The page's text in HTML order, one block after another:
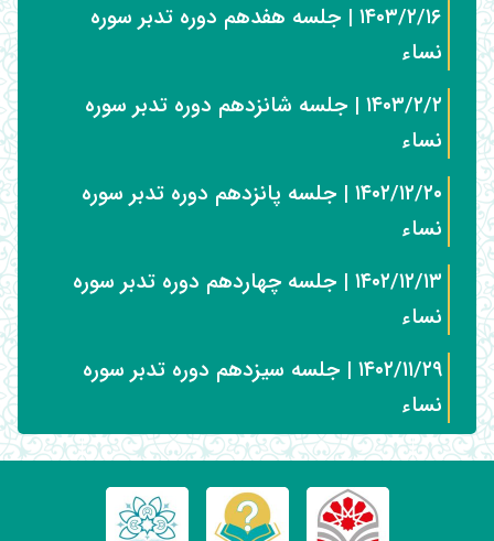
۱۴۰۳/۲/۱۶ | جلسه هفدهم دوره تدبر سوره
نساء
۱۴۰۳/۲/۲ | جلسه شانزدهم دوره تدبر سوره
نساء
۱۴۰۲/۱۲/۲۰ | جلسه پانزدهم دوره تدبر سوره
نساء
۱۴۰۲/۱۲/۱۳ | جلسه چهاردهم دوره تدبر سوره
نساء
۱۴۰۲/۱۱/۲۹ | جلسه سیزدهم دوره تدبر سوره
نساء